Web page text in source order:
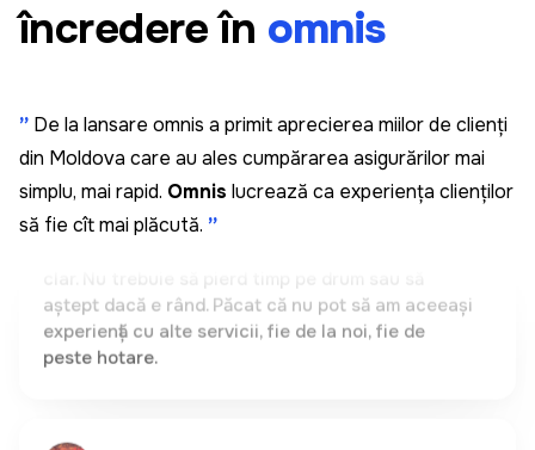
încredere în omnis
” De la lansare omnis a primit aprecierea miilor de clienți
din Moldova care au ales cumpărarea asigurărilor mai
simplu, mai rapid. Omnis lucrează ca experiența clienților
să fie cît mai plăcută. ”
Am fost surprins de cât de rapidă și prietenoasă a
greșesc ceea ce introduc când completez
formularele. În Omnis, am introdus doar două
numere și am fost sigur că datele sunt corecte și
că mașina aparține într-adevăr mie. Foarte rapid și
clar. Nu trebuie să pierd timp pe drum sau să
peste hotare.